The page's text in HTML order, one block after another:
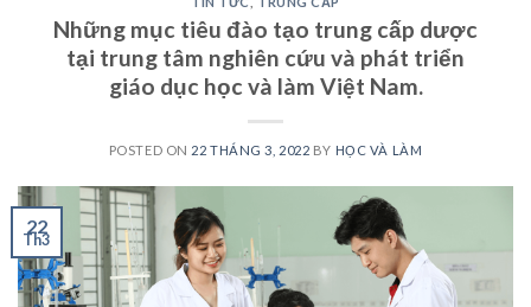
Những mục tiêu đào tạo trung cấp dược
tại trung tâm nghiên cứu và phát triển
giáo dục học và làm Việt Nam.
POSTED ON 22 THÁNG 3, 2022 BY HỌC VÀ LÀM
22
Th3